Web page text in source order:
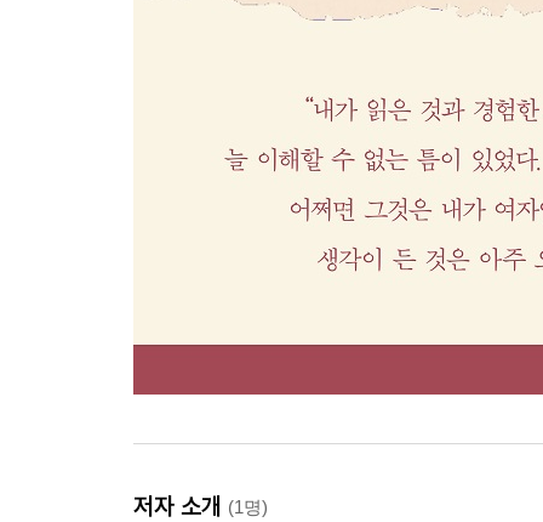
저자 소개 (1명)